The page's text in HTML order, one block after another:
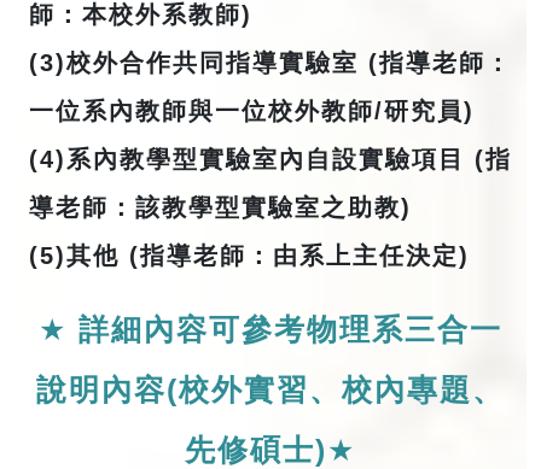
師：本校外系教師)
(3)校外合作共同指導實驗室 (指導老師：
一位系內教師與一位校外教師/研究員)
(4)系內教學型實驗室內⾃設實驗項⽬ (指
導老師：該教學型實驗室之助教)
(5)其他 (指導老師：由系上主任決定)
★ 詳細內容可參考物理系三合一
說明內容(校外實習、校內專題、
先修碩士)★